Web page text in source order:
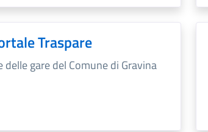
Traspare
delle gare del Comune di Gravina